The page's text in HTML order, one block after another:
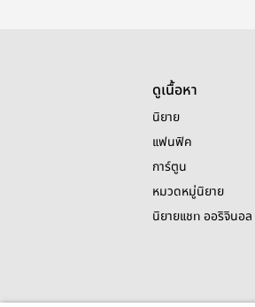
ดูเนื้อหา
นิยาย
แฟนฟิค
การ์ตูน
หมวดหมู่นิยาย
นิยายแชท ออริจินอล